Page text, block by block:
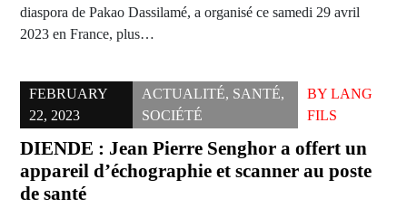
diaspora de Pakao Dassilamé, a organisé ce samedi 29 avril
2023 en France, plus…
FEBRUARY
22, 2023
ACTUALITÉ, SANTÉ,
SOCIÉTÉ
BYLANG
FILS
DIENDE : Jean Pierre Senghor a offert un
appareil d’échographie et scanner au poste
de santé